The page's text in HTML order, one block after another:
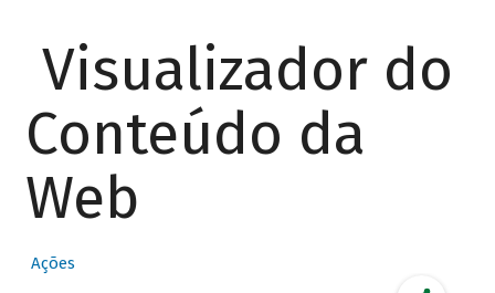
Visualizador do
Conteúdo da
Web
Ações